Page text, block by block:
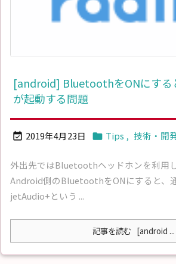
[android] BluetoothをONにする
が起動する問題
 2019年4月23日  Tips , 技術・開
外出先ではBluetoothヘッドホンを利用
Android側のBluetoothをONにすると、
jetAudio+という ...
記事を読む [android ...